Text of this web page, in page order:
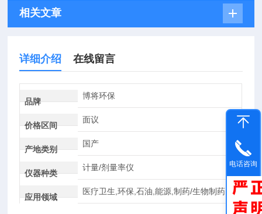
相关文章
详细介绍 在线留言
品牌
博将环保
价格区间
面议
产地类别
国产
仪器种类
计量/剂量率仪
应用领域
医疗卫生,环保,石油,能源,制药/生物制药
电话咨询